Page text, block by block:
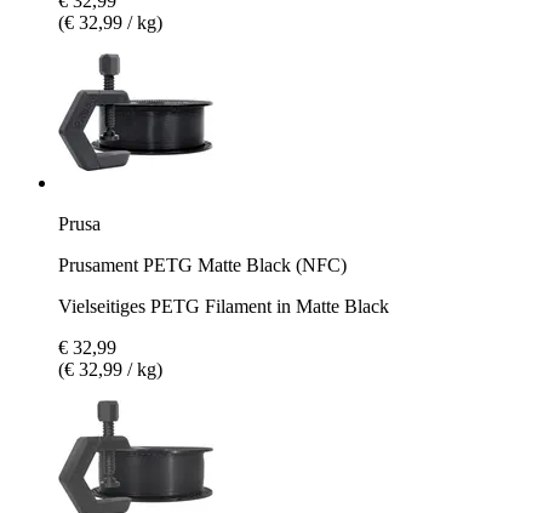
(€ 32,99 / kg)
Prusa
Prusament PETG Matte Black (NFC)
Vielseitiges PETG Filament in Matte Black
€ 32,99
(€ 32,99 / kg)